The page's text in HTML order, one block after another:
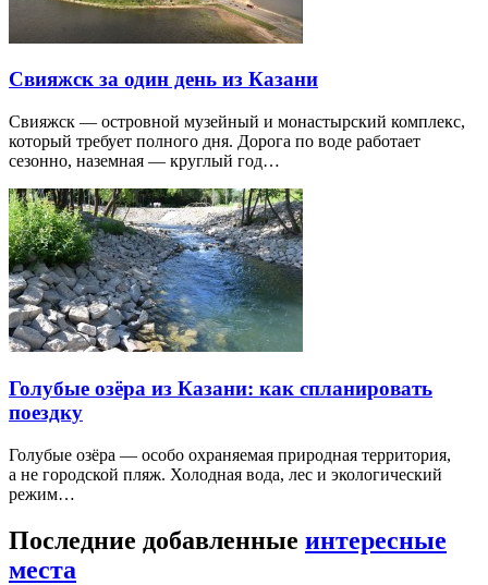
Свияжск за один день из Казани
Свияжск — островной музейный и монастырский комплекс,
который требует полного дня. Дорога по воде работает
сезонно, наземная — круглый год…
Голубые озёра из Казани: как спланировать
поездку
Голубые озёра — особо охраняемая природная территория,
а не городской пляж. Холодная вода, лес и экологический
режим…
Последние добавленные интересные
места